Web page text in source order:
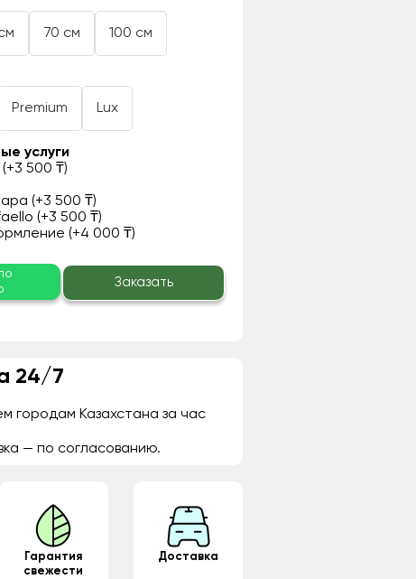
70 см 100 см
Premium Lux
услуги
500 ₸)
(+3 500 ₸)
(+3 500 ₸)
(+4 000 ₸)
Заказать
24/7
городам Казахстана за час
— по согласованию.
Гарантия
свежести
Доставка